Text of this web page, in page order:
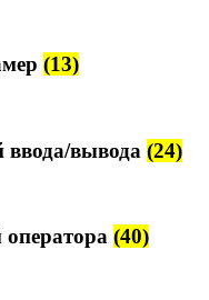
(13)
ввода/вывода (24)
(40)